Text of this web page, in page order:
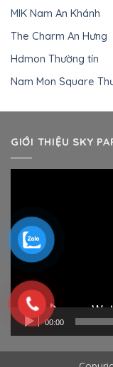
MIK Nam An Khánh
The Charm An Hưng
Hdmon Thường tín
Nam Mon Square
GIỚI THIỆU SKY
00:00